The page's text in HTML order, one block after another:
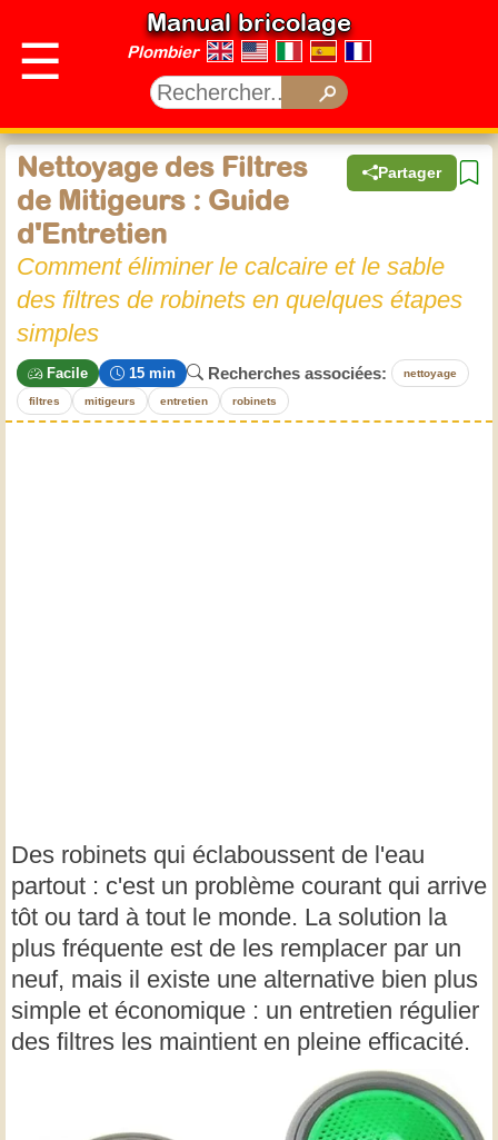
☰
Manual bricolage
Plombier
Partager
Nettoyage des Filtres
de Mitigeurs : Guide
d'Entretien
Comment éliminer le calcaire et le sable
des filtres de robinets en quelques étapes
simples
Facile 15 min Recherches associées: nettoyage
filtres mitigeurs entretien robinets
Des robinets qui éclaboussent de l'eau
partout : c'est un problème courant qui arrive
tôt ou tard à tout le monde. La solution la
plus fréquente est de les remplacer par un
neuf, mais il existe une alternative bien plus
simple et économique : un entretien régulier
des filtres les maintient en pleine efficacité.